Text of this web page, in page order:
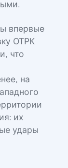
впервые
ОТРК
что
на
их
удары